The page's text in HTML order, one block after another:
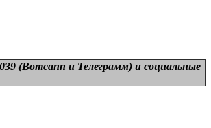
(Вотсапп и Телеграмм) и социальные